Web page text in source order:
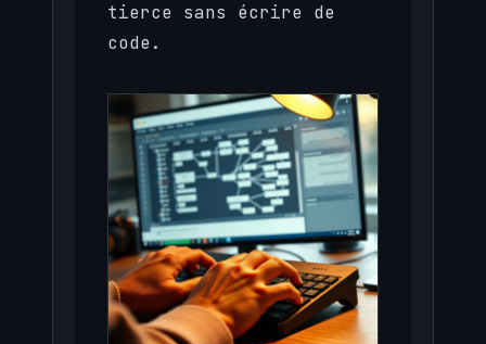
tierce sans écrire de
code.